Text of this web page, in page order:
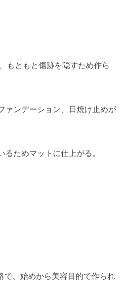
もともと傷跡を隠すため作ら
ァンデーション、日焼け止めが
るためマットに仕上がる。
で、始めから美容目的で作られ